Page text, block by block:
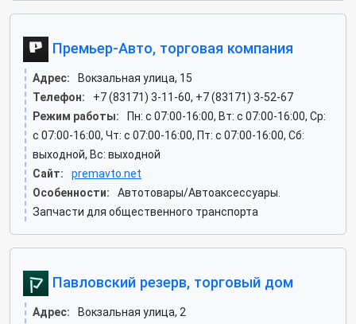
Премьер-Авто, торговая компания
Адрес:
Вокзальная улица, 15
Телефон:
+7 (83171) 3-11-60, +7 (83171) 3-52-67
Режим работы:
Пн: c 07:00-16:00, Вт: c 07:00-16:00, Ср:
c 07:00-16:00, Чт: c 07:00-16:00, Пт: c 07:00-16:00, Сб:
выходной, Вс: выходной
Сайт:
premavto.net
Особенности:
Автотовары/Автоаксессуары.
Запчасти для общественного транспорта
Павловский резерв, торговый дом
Адрес:
Вокзальная улица, 2